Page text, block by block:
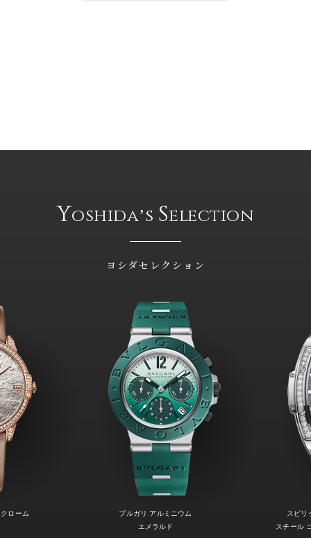
Yoshidaʼs Selection
ヨシダセレクション
ローム
ブルガリ アルミニウム
エメラルド
スピリ
スチール